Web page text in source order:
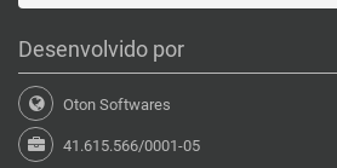
Desenvolvido por
Oton Softwares
41.615.566/0001-05